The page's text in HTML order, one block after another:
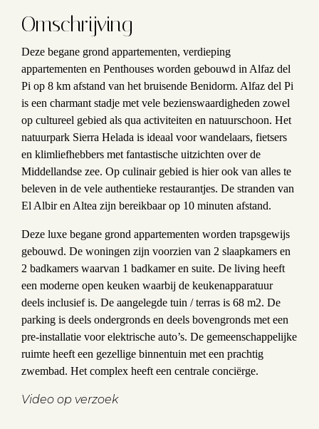
Omschrijving
Deze begane grond appartementen, verdieping
appartementen en Penthouses worden gebouwd in Alfaz del
Pi op 8 km afstand van het bruisende Benidorm. Alfaz del Pi
is een charmant stadje met vele bezienswaardigheden zowel
op cultureel gebied als qua activiteiten en natuurschoon. Het
natuurpark Sierra Helada is ideaal voor wandelaars, fietsers
en klimliefhebbers met fantastische uitzichten over de
Middellandse zee. Op culinair gebied is hier ook van alles te
beleven in de vele authentieke restaurantjes. De stranden van
El Albir en Altea zijn bereikbaar op 10 minuten afstand.
Deze luxe begane grond appartementen worden trapsgewijs
gebouwd. De woningen zijn voorzien van 2 slaapkamers en
2 badkamers waarvan 1 badkamer en suite. De living heeft
een moderne open keuken waarbij de keukenapparatuur
deels inclusief is. De aangelegde tuin / terras is 68 m2. De
parking is deels ondergronds en deels bovengronds met een
pre-installatie voor elektrische auto’s. De gemeenschappelijke
ruimte heeft een gezellige binnentuin met een prachtig
zwembad. Het complex heeft een centrale conciërge.
Video op verzoek